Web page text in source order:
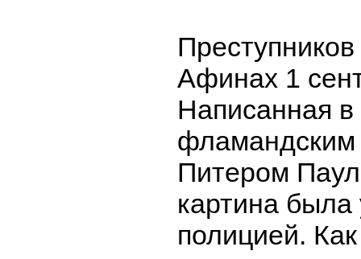
Афинах 1
Написанная в
Питером
картина была
полицией.